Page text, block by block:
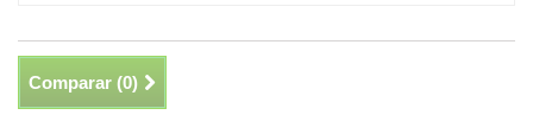
Comparar (0)